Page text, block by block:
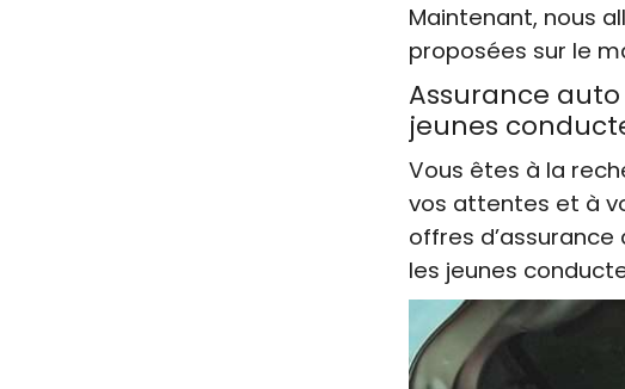
Maintenant, nous
proposées sur le
Assurance
jeunes
Vous êtes à la
vos attentes et à
offres
les jeunes